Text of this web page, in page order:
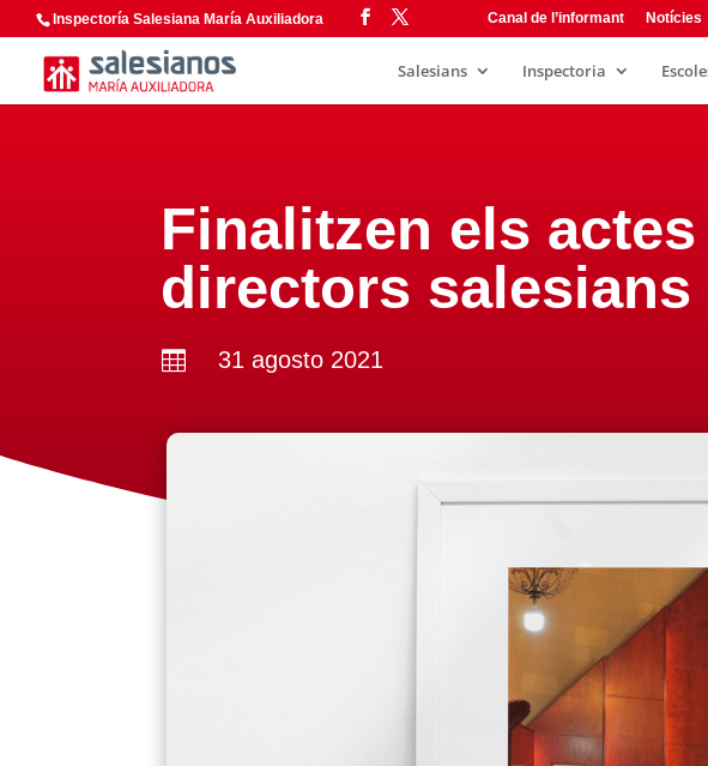
Inspectoría Salesiana María Auxiliadora Canal de l’informant Notícies
Salesians Inspectoria
Finalitzen els
directors salesians
 31 agosto 2021